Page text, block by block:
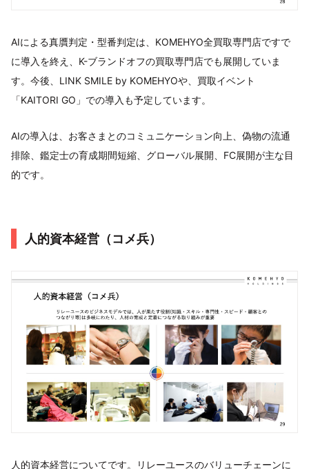
AIによる真贋判定・型番判定は、KOMEHYO全買取専門店ですで
に導入を終え、K-ブランドオフの買取専門店でも展開していま
す。今後、LINK SMILE by KOMEHYOや、買取イベント
「KAITORI GO」での導入も予定しています。
AIの導入は、お客さまとのコミュニケーション向上、偽物の流通
排除、鑑定士の育成期間短縮、グローバル展開、FC展開が主な目
的です。
人的資本経営（コメ兵）
人的資本経営についてです。リレーユースのバリューチェーンに